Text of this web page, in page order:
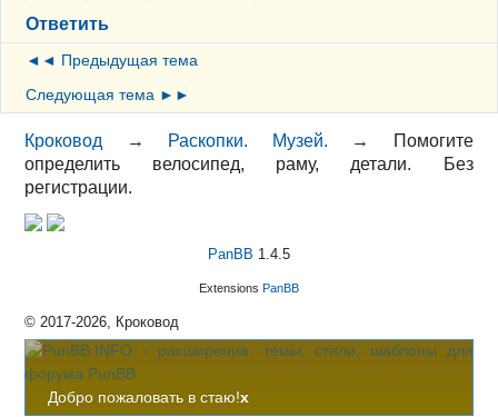
Ответить
◄◄ Предыдущая тема
Следующая тема ►►
Кроковод → Раскопки. Музей. →
Помогите
определить велосипед, раму, детали. Без
регистрации.
PanBB 1.4.5
Extensions PanBB
© 2017-2026, Кроковод
Добро пожаловать в стаю!x